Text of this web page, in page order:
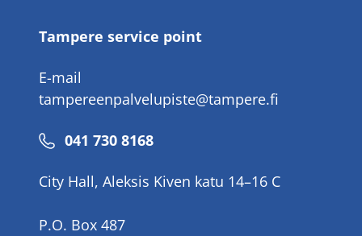
Tampere service point
E-mail
tampereenpalvelupiste@tampere.fi
Phone
041 730 8168
City Hall, Aleksis Kiven katu 14–16 C
P.O. Box 487